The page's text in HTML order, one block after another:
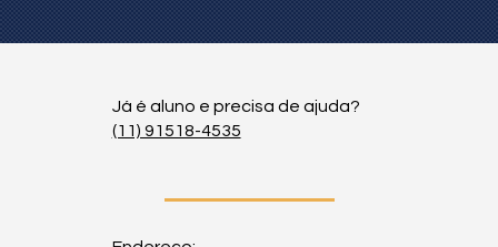
Já é aluno e precisa de ajuda?
(11) 91518-4535